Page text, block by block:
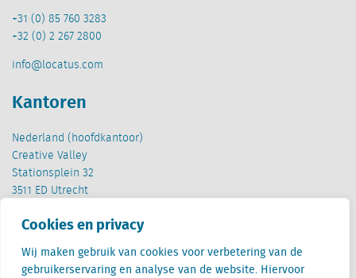
Cookies en privacy
Wij maken gebruik van cookies voor verbetering van de
gebruikerservaring en analyse van de website. Hiervoor
+31 (0) 85 760 3283
+32 (0) 2 267 2800
info@locatus.com
Kantoren
Nederland (hoofdkantoor)
Creative Valley
Stationsplein 32
3511 ED Utrecht
België
1000 Brussel